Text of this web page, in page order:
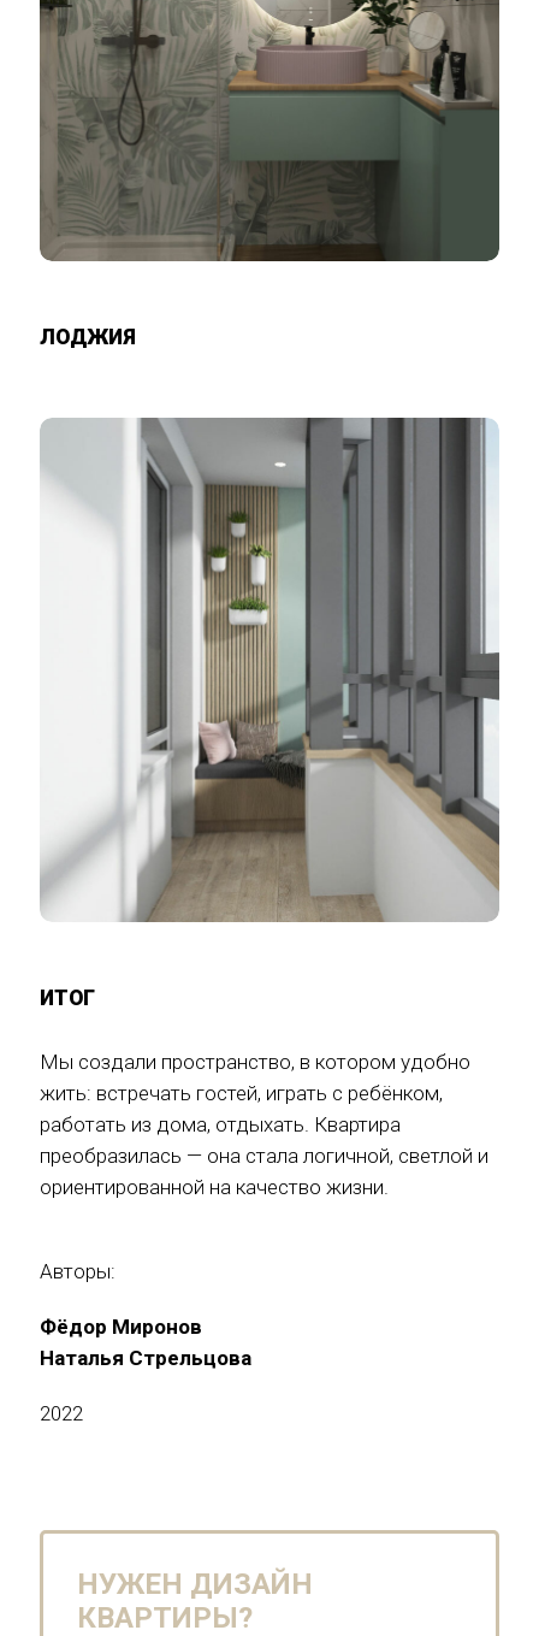
ЛОДЖИЯ
ИТОГ
Мы создали пространство, в котором удобно
жить: встречать гостей, играть с ребёнком,
работать из дома, отдыхать. Квартира
преобразилась — она стала логичной, светлой и
ориентированной на качество жизни.
Авторы:
Фёдор Миронов
Наталья Стрельцова
2022
НУЖЕН ДИЗАЙН
КВАРТИРЫ?